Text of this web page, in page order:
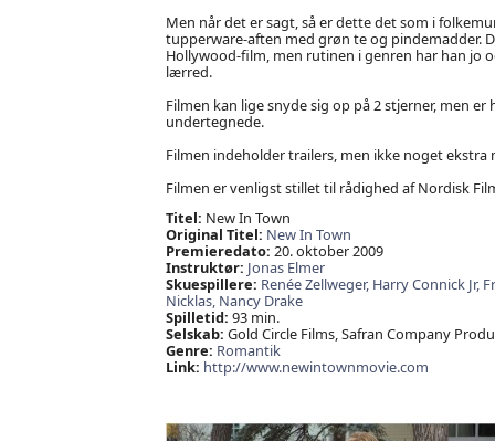
Men når det er sagt, så er dette det som i
tupperware-aften med grøn te og pindemadder.
Hollywood-film, men rutinen i genren har han jo
lærred.
Filmen kan lige snyde sig op på 2 stjerner, men
undertegnede.
Filmen indeholder trailers, men ikke noget ekstra
Filmen er venligst stillet til rådighed af Nordisk
Titel: New In Town
Original Titel: New In Town
Premieredato: 20. oktober 2009
Instruktør: Jonas Elmer
Skuespillere: Renée Zellweger, Harry Connick Jr,
Nicklas, Nancy Drake
Spilletid: 93 min.
Selskab: Gold Circle Films, Safran Company
Genre: Romantik
Link: http://www.newintownmovie.com